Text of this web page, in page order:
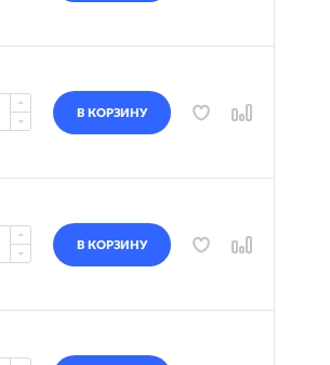
В КОРЗИНУ
В КОРЗИНУ